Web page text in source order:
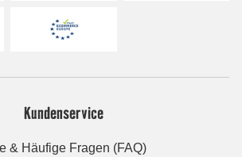
Kundenservice
& Häufige Fragen (FAQ)